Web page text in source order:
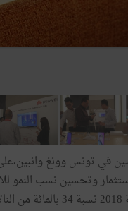
في تونس وونغ
وتحسين نسب النمو